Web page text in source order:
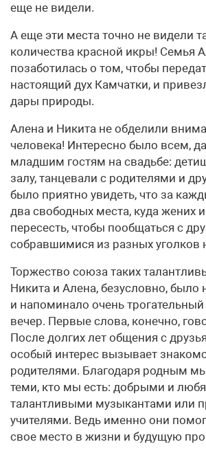
еще не видели.
А еще эти места точно не видели
количества красной икры! Семья
позаботилась о том, чтобы
настоящий дух Камчатки, и
дары природы.
Алена и Никита не обделили
человека! Интересно было всем,
младшим гостям на свадьбе:
залу, танцевали с родителями и
было приятно увидеть, что за
два свободных места, куда жених
пересесть, чтобы пообщаться с
собравшимися из разных уголков
Торжество союза таких
Никита и Алена, безусловно,
и напоминало очень
вечер. Первые слова, конечно,
После долгих лет общения с
особый интерес вызывает
родителями. Благодаря родным
теми, кто мы есть: добрыми и
талантливыми музыкантами или
учителями. Ведь именно они
свое место в жизни и будущую